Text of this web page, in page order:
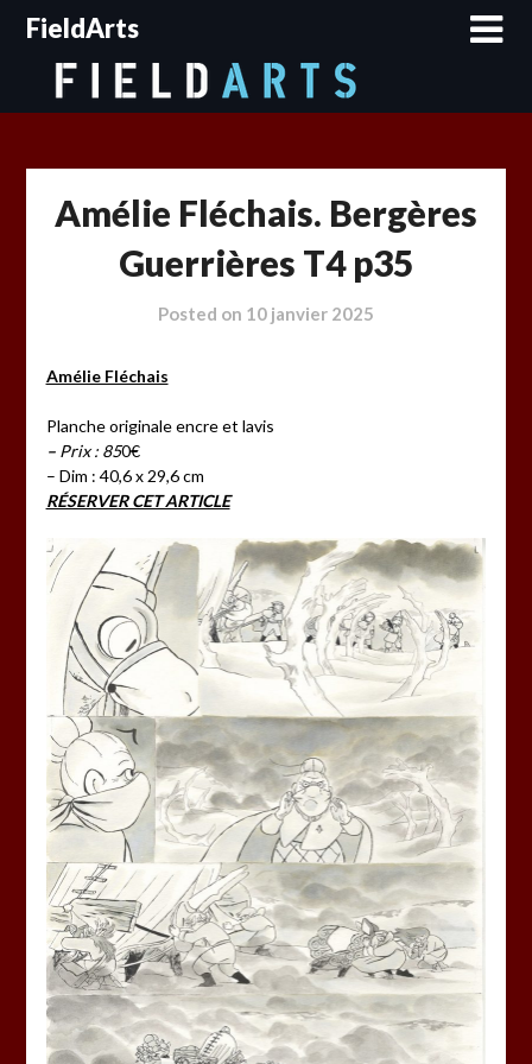
SkipFieldArts
Amélie Fléchais. Bergères
Guerrières T4 p35
Posted on 10 janvier 2025
Amélie Fléchais
Planche originale encre et lavis
– Prix : 850€
– Dim : 40,6 x 29,6 cm
RÉSERVER CET ARTICLE